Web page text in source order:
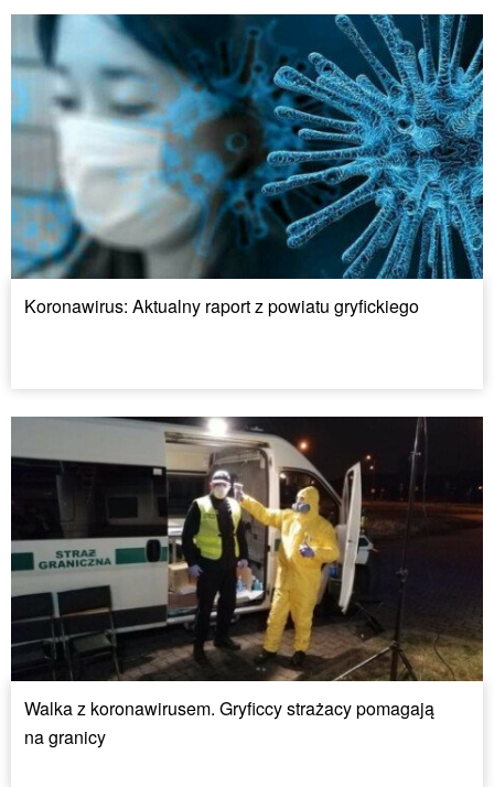
Koronawirus: Aktualny raport z powiatu gryfickiego
Walka z koronawirusem. Gryficcy strażacy pomagają
na granicy